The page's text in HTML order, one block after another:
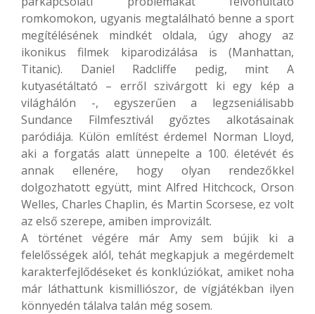
romkomokon, ugyanis megtalálható benne a sport
megítélésének mindkét oldala, úgy ahogy az
ikonikus filmek kiparodizálása is (Manhattan,
Titanic). Daniel Radcliffe pedig, mint A
kutyasétáltató – erről szivárgott ki egy kép a
világhálón -, egyszerűen a legzseniálisabb
Sundance Filmfesztivál győztes alkotásainak
paródiája. Külön említést érdemel Norman Lloyd,
aki a forgatás alatt ünnepelte a 100. életévét és
annak ellenére, hogy olyan rendezőkkel
dolgozhatott együtt, mint Alfred Hitchcock, Orson
Welles, Charles Chaplin, és Martin Scorsese, ez volt
az első szerepe, amiben improvizált.
A történet végére már Amy sem bújik ki a
felelősségek alól, tehát megkapjuk a megérdemelt
karakterfejlődéseket és konklúziókat, amiket noha
már láthattunk kismilliószor, de vígjátékban ilyen
könnyedén tálalva talán még sosem.